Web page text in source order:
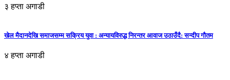
३ हप्ता अगाडी
खेल मैदानदेखि समाजसम्म सक्रिय युवा : अन्यायविरुद्ध निरन्तर आवाज उठाउँदै: सन्दीप गौतम
४ हप्ता अगाडी